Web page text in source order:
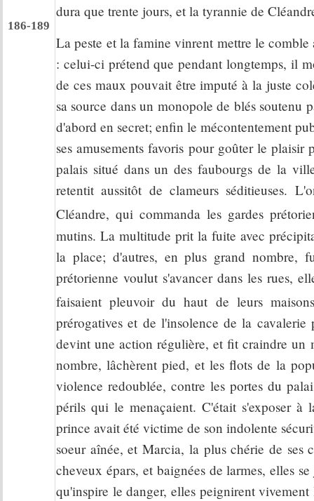
186-189
dura que trente jours, et la tyrannie de
La peste et la famine vinrent mettre le
: celui-ci prétend que pendant longtemps, il
de ces maux pouvait être imputé à la juste
sa source dans un monopole de blés soutenu
d'abord en secret; enfin le mécontentement
ses amusements favoris pour goûter le
palais situé dans un des faubourgs de la
retentit aussitôt de clameurs séditieuses.
Cléandre, qui commanda les gardes
mutins. La multitude prit la fuite avec
la place; d'autres, en plus grand nombre,
prétorienne voulut s'avancer dans les rues,
faisaient pleuvoir du haut de leurs
prérogatives et de l'insolence de la
devint une action régulière, et fit craindre un
nombre, lâchèrent pied, et les flots de la
violence redoublée, contre les portes du
périls qui le menaçaient. C'était s'exposer
prince avait été victime de son indolente
soeur aînée, et Marcia, la plus chérie de ses
cheveux épars, et baignées de larmes, elles
qu'inspire le danger, elles peignirent